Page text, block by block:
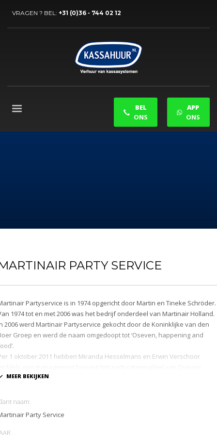
VRAGEN ? BEL: +31 (0)36 - 744 02 12
BEL
ONS
APP
ONS
PARTY SERVICE
Partyservice is in 1974 opgericht door Martin en Tineke Schröder.
1974 tot en met 2006 was het bedrijf onderdeel van Martinair Holland.
2006 werd Martinair Partyservice gekocht door de Koninklijke van den
Groep en werd de naam omgedoopt tot ‘Oseven, happening and
1 oktober 2011 hebben Miranda Hesselmans en Erwin Verschoor
en gaan zij zelfstandig verder onder de originele naam
markt wordt gezet. Met Martin en Tineke Schröder als adviseurs,
reeds enkele jaren gebruikt Martinair Party Service de kassasystemen
naam:
Party Service